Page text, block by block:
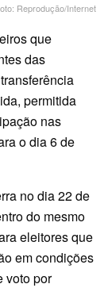
Reprodução/Internet
que
das
permitida
nas
o dia 6 de
no dia 22 de
do mesmo
eleitores que
em condições
voto por